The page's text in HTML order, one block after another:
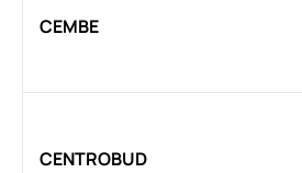
CEMBE
CENTROBUD